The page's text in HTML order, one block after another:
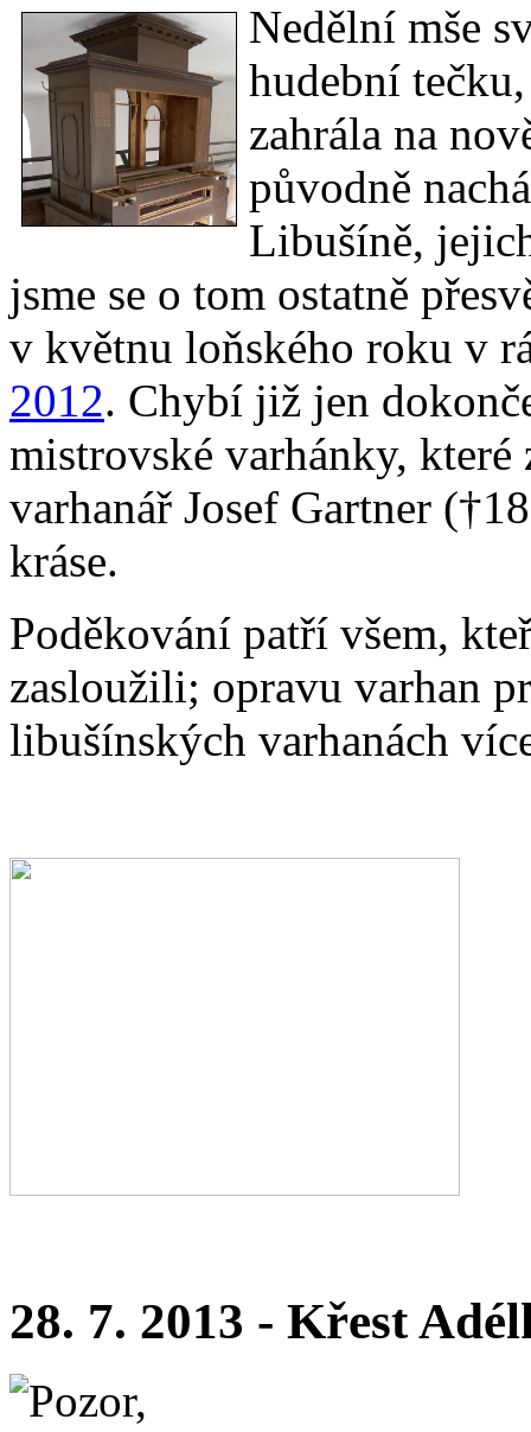
Nedělní mše
hudební
zahrála na
původně
Libušíně,
jsme se o tom ostatně
v květnu loňského roku v
2012. Chybí již jen
mistrovské varhánky,
varhanář Josef Gartner
kráse.
Poděkování patří všem,
zasloužili; opravu varhan
libušínských varhanách
28. 7. 2013 - Křest